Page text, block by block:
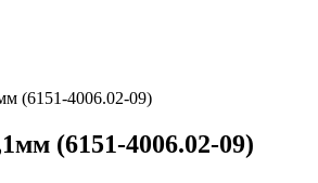
(6151-4006.02-09)
(6151-4006.02-09)